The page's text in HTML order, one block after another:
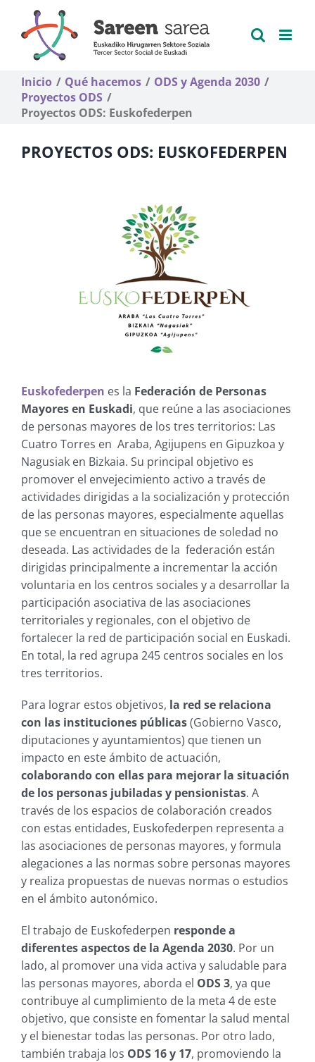
contenido
Inicio Qué hacemos
ODS y Agenda 2030
Proyectos ODS
Proyectos ODS: Euskofederpen
PROYECTOS ODS: EUSKOFEDERPEN
Euskofederpen es la Federación de Personas
Mayores en Euskadi, que reúne a las asociaciones
de personas mayores de los tres territorios: Las
Cuatro Torres en Araba, Agijupens en Gipuzkoa y
Nagusiak en Bizkaia. Su principal objetivo es
promover el envejecimiento activo a través de
actividades dirigidas a la socialización y protección
de las personas mayores, especialmente aquellas
que se encuentran en situaciones de soledad no
deseada. Las actividades de la federación están
dirigidas principalmente a incrementar la acción
voluntaria en los centros sociales y a desarrollar la
participación asociativa de las asociaciones
territoriales y regionales, con el objetivo de
fortalecer la red de participación social en Euskadi.
En total, la red agrupa 245 centros sociales en los
tres territorios.
Para lograr estos objetivos, la red se relaciona
con las instituciones públicas(Gobierno Vasco,
diputaciones y ayuntamientos) que tienen un
impacto en este ámbito de actuación,
colaborando con ellas para mejorar la situación
de los personas jubiladas y pensionistas. A
través de los espacios de colaboración creados
con estas entidades, Euskofederpen representa a
las asociaciones de personas mayores, y formula
alegaciones a las normas sobre personas mayores
y realiza propuestas de nuevas normas o estudios
en el ámbito autonómico.
El trabajo de Euskofederpen responde a
diferentes aspectos de la Agenda 2030. Por un
lado, al promover una vida activa y saludable para
las personas mayores, aborda el ODS 3, ya que
contribuye al cumplimiento de la meta 4 de este
objetivo, que consiste en fomentar la salud mental
y el bienestar todas las personas. Por otro lado,
también trabaja los ODS 16 y 17, promoviendo la